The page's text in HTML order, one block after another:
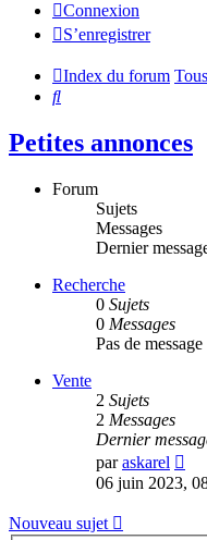
Connexion
S’enregistrer
Index du forum
Rechercher
Petites annonces
Forum
Sujets
Messages
Dernier
Recherche
0 Sujets
0 Messages
Pas de message
Vente
2 Sujets
2 Messages
Dernier
paraskarel
le
06 juin 2023,
Nouveau sujet